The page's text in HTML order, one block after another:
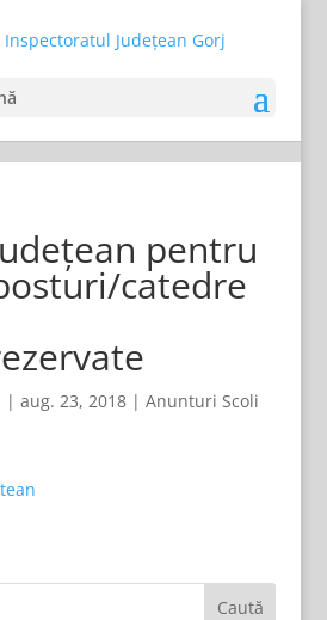
pentru
catedre
| aug. 23, 2018| Anunturi Scoli